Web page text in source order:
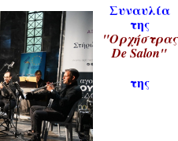
Συναυλία
της
"Ορχήστρας
De Salon"
της